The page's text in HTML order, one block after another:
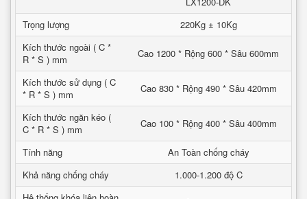
Trọng lượng
220Kg ± 10Kg
Kích thước ngoài ( C *
R * S ) mm
Cao 1200 * Rộng 600 * Sâu 600mm
Kích thước sử dụng ( C
* R * S ) mm
Cao 830 * Rộng 490 * Sâu 420mm
Kích thước ngăn kéo (
C * R * S ) mm
Cao 100 * Rộng 400 * Sâu 400mm
Tính năng
An Toàn chống cháy
Khả năng chống cháy
1.000-1.200 độ C